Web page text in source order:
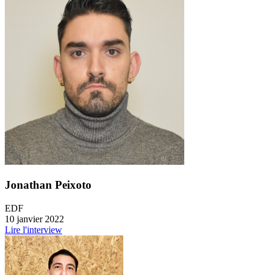
Jonathan Peixoto
EDF
10 janvier 2022
Lire l'interview